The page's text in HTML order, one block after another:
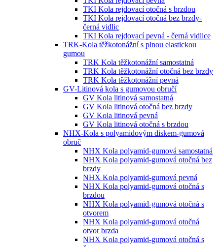
TKI Kola rejdovací otočná s brzdou
TKI Kola rejdovací otočná bez brzdy-
černá vidlic
TKI Kola rejdovací pevná - černá vidlice
TRK-Kola těžkotonážní s plnou elastickou
gumou
TRK Kola těžkotonážní samostatná
TRK Kola těžkotonážní otočná bez brzdy
TRK Kola těžkotonážní pevná
GV-Litinová kola s gumovou obručí
GV Kola litinová samostatná
GV Kola litinová otočná bez brzdy
GV Kola litinová pevná
GV Kola litinová otočná s brzdou
NHX-Kola s polyamidovým diskem-gumová
obruč
NHX Kola polyamid-gumová samostatná
NHX Kola polyamid-gumová otočná bez
brzdy
NHX Kola polyamid-gumová pevná
NHX Kola polyamid-gumová otočná s
brzdou
NHX Kola polyamid-gumová otočná s
otvorem
NHX Kola polyamid-gumová otočná
otvor brzda
NHX Kola polyamid-gumová otočná s